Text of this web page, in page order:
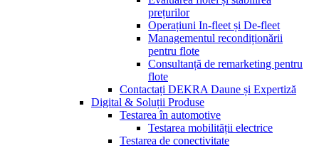
prețurilor
Operațiuni In-fleet și De-fleet
Managementul recondiționării
pentru flote
Consultanță de remarketing pentru
flote
Contactați DEKRA Daune și Expertiză
Digital & Soluții Produse
Testarea în automotive
Testarea mobilității electrice
Testarea de conectivitate